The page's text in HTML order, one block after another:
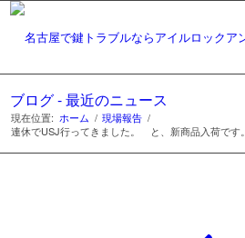
ブログ - 最近のニュース
現在位置: ホーム / 現場報告 /
連休でUSJ行ってきました。 と、新商品入荷です。